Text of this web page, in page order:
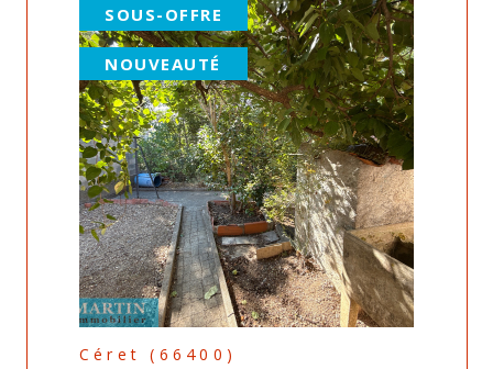
SOUS-OFFRE
NOUVEAUTÉ
Céret (66400)